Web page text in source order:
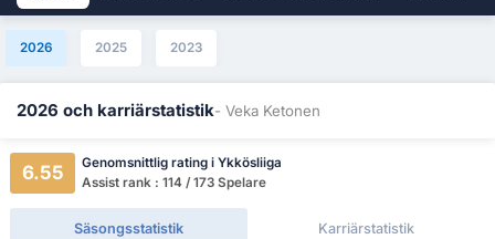
2026 2025 2023
2026 och karriärstatistik- Veka Ketonen
6.55
Genomsnittlig rating i Ykkösliiga
Assist rank : 114 / 173 Spelare
Säsongsstatistik Karriärstatistik